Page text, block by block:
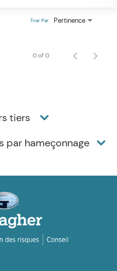
Pertinence
Trier Par
0 of 0
tiers
par hameçonnage